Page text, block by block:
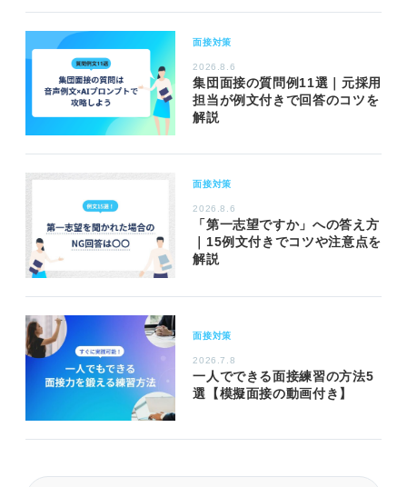
面接対策
2026.8.6
集団面接の質問例11選｜元採用
担当が例文付きで回答のコツを
解説
面接対策
2026.8.6
「第一志望ですか」への答え方
｜15例文付きでコツや注意点を
解説
面接対策
2026.7.8
一人でできる面接練習の方法5
選【模擬面接の動画付き】